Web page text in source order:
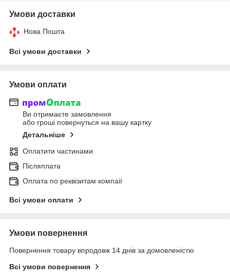
Умови доставки
Нова Пошта
Всі умови доставки
Умови оплати
Ви отримаєте замовлення
або гроші повернуться на вашу картку
Детальніше
Оплатити частинами
Післяплата
Оплата по реквізитам компаії
Всі умови оплати
Умови повернення
Повернення товару впродовж 14 днів за домовленістю
Всі умови повернення